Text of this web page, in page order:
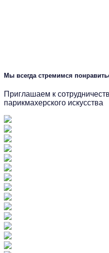
Мы всегда стремимся
Приглашаем к
парикмахерского искусства